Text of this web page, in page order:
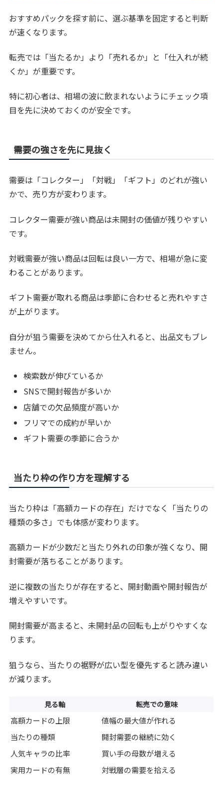
おすすめパックを探す前に、選ぶ基準を固定すると判断
が速くなります。
転売では「当たるか」より「売れるか」と「仕入れが続
くか」が重要です。
特に初心者は、相場の波に飲まれないようにチェック項
目を先に決めておくのが安全です。
需要の強さを先に見抜く
需要は「コレクター」「対戦」「ギフト」のどれが強い
かで、売り方が変わります。
コレクター需要が強い商品は未開封の価値が残りやすい
です。
対戦需要が強い商品は回転は良い一方で、相場が急に変
わることがあります。
ギフト需要が取れる商品は季節に合わせると売れやすさ
が上がります。
自分が狙う需要を決めてから仕入れると、出品文もブレ
ません。
検索数が伸びているか
SNSで開封報告が多いか
店舗での欠品頻度が高いか
フリマでの成約が早いか
ギフト需要の季節に合うか
当たり枠の作り方を理解する
当たり枠は「高額カードの存在」だけでなく「当たりの
種類の多さ」でも体感が変わります。
高額カードが少数だと当たり外れの印象が強くなり、開
封需要が落ちることがあります。
逆に複数の当たりが存在すると、開封動画や開封報告が
増えやすいです。
開封需要が高まると、未開封品の回転も上がりやすくな
ります。
狙うなら、当たりの裾野が広い型を優先すると読み違い
が減ります。
見る軸 転売での意味
高額カードの上限
値幅の最大値が作れる
当たりの種類
開封需要の継続に効く
人気キャラの比率
買い手の母数が増える
実用カードの有無
対戦層の需要を拾える